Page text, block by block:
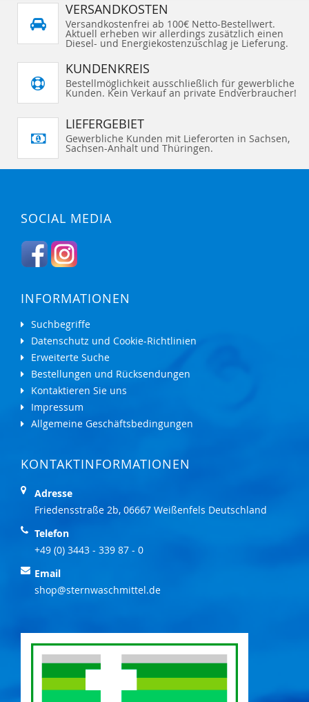
VERSANDKOSTEN
Versandkostenfrei ab 100€ Netto-Bestellwert.
Aktuell erheben wir allerdings zusätzlich einen
Diesel- und Energiekostenzuschlag je Lieferung.
KUNDENKREIS
Bestellmöglichkeit ausschließlich für gewerbliche
Kunden. Kein Verkauf an private Endverbraucher!
LIEFERGEBIET
Gewerbliche Kunden mit Lieferorten in Sachsen,
Sachsen-Anhalt und Thüringen.
SOCIAL MEDIA
INFORMATIONEN
Suchbegriffe
Datenschutz und Cookie-Richtlinien
Erweiterte Suche
Bestellungen und Rücksendungen
Kontaktieren Sie uns
Impressum
Allgemeine Geschäftsbedingungen
KONTAKTINFORMATIONEN
Adresse
Friedensstraße 2b, 06667 Weißenfels Deutschland
Telefon
+49 (0) 3443 - 339 87 - 0
Email
shop@sternwaschmittel.de